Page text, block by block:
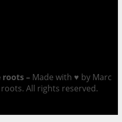
roots – Made with ♥ by Marc
All rights reserved.